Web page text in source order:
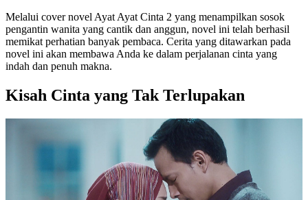
Melalui cover novel Ayat Ayat Cinta 2 yang menampilkan sosok
pengantin wanita yang cantik dan anggun, novel ini telah berhasil
memikat perhatian banyak pembaca. Cerita yang ditawarkan pada
novel ini akan membawa Anda ke dalam perjalanan cinta yang
indah dan penuh makna.
Kisah Cinta yang Tak Terlupakan